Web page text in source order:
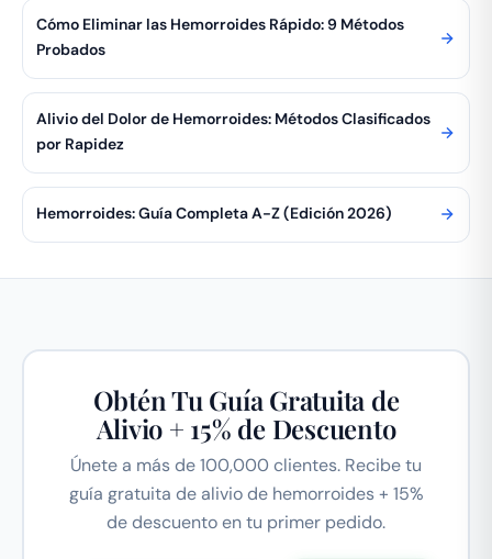
Cómo Eliminar las Hemorroides Rápido: 9 Métodos
Probados
Alivio del Dolor de Hemorroides: Métodos Clasificados
por Rapidez
Hemorroides: Guía Completa A-Z (Edición 2026)
Obtén Tu Guía Gratuita de
Alivio + 15% de Descuento
Únete a más de 100,000 clientes. Recibe tu
guía gratuita de alivio de hemorroides + 15%
de descuento en tu primer pedido.